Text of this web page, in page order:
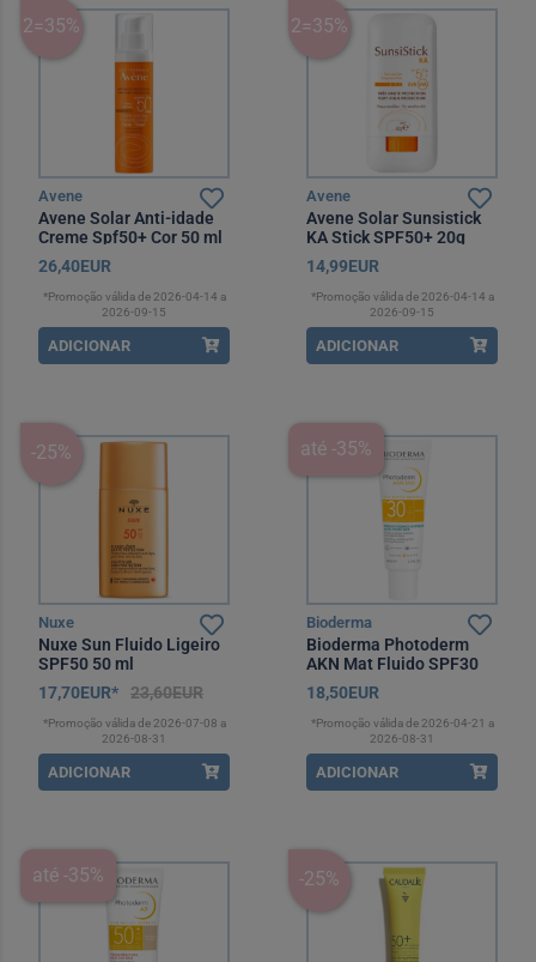
2=35%
Avene
Avene Solar Anti-idade
Creme Spf50+ Cor 50 ml
26,40EUR
*Promoção válida de 2026-04-14 a
2026-09-15
ADICIONAR
2=35%
Avene
Avene Solar Sunsistick
KA Stick SPF50+ 20g
14,99EUR
*Promoção válida de 2026-04-14 a
2026-09-15
ADICIONAR
-25%
Nuxe
Nuxe Sun Fluido Ligeiro
SPF50 50 ml
17,70EUR*
23,60EUR
*Promoção válida de 2026-07-08 a
2026-08-31
ADICIONAR
até -35%
Bioderma
Bioderma Photoderm
AKN Mat Fluido SPF30
40 ml
18,50EUR
*Promoção válida de 2026-04-21 a
2026-08-31
ADICIONAR
até -35% -25%